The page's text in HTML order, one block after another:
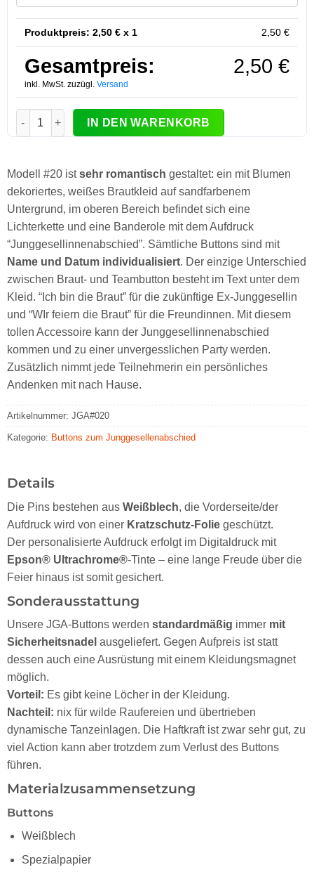
Produktpreis: 2,50€ x 1 2,50€
Gesamtpreis:
inkl. MwSt. zuzügl. Versand
2,50 €
JGA-Button Modell #20 Menge
IN DEN WARENKORB
Modell #20 istsehr romantisch gestaltet: ein mit Blumen
dekoriertes, weißes Brautkleid auf sandfarbenem
Untergrund, im oberen Bereich befindet sich eine
Lichterkette und eine Banderole mit dem Aufdruck
“Junggesellinnenabschied”. Sämtliche Buttons sind mit
Name und Datum individualisiert. Der einzige Unterschied
zwischen Braut- und Teambutton besteht im Text unter dem
Kleid. “Ich bin die Braut” für die zukünftige Ex-Junggesellin
und “WIr feiern die Braut” für die Freundinnen. Mit diesem
tollen Accessoire kann der Junggesellinnenabschied
kommen und zu einer unvergesslichen Party werden.
Zusätzlich nimmt jede Teilnehmerin ein persönliches
Andenken mit nach Hause.
Artikelnummer: JGA#020
Kategorie: Buttons zum Junggesellenabschied
Details
Die Pins bestehen aus Weißblech, die Vorderseite/der
Aufdruck wird von einer Kratzschutz-Foliegeschützt.
Der personalisierte Aufdruck erfolgt im Digitaldruck mit
Epson® Ultrachrome®-Tinte – eine lange Freude über die
Feier hinaus ist somit gesichert.
Sonderausstattung
Unsere JGA-Buttons werden standardmäßig immer mit
Sicherheitsnadel ausgeliefert. Gegen Aufpreis ist statt
dessen auch eine Ausrüstung mit einem Kleidungsmagnet
möglich.
Vorteil: Es gibt keine Löcher in der Kleidung.
Nachteil: nix für wilde Raufereien und übertrieben
dynamische Tanzeinlagen. Die Haftkraft ist zwar sehr gut, zu
viel Action kann aber trotzdem zum Verlust des Buttons
führen.
Materialzusammensetzung
Buttons
Weißblech
Spezialpapier